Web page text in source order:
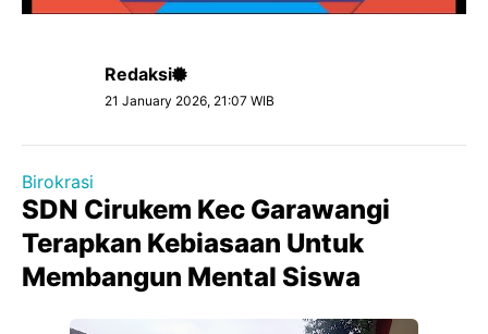
Redaksi
21 January 2026, 21:07 WIB
Birokrasi
SDN Cirukem Kec Garawangi
Terapkan Kebiasaan Untuk
Membangun Mental Siswa